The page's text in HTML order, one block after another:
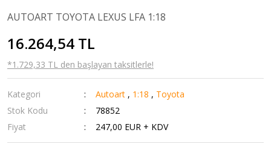
AUTOART TOYOTA LEXUS LFA 1:18
16.264,54 TL
*1.729,33 TL den başlayan taksitlerle!
Kategori Autoart , 1:18 , Toyota
Stok Kodu
78852
Fiyat
247,00 EUR + KDV